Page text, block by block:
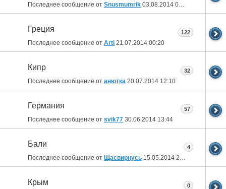
Последнее сообщение от Snusmumrik 03.08.2014 01:11
Греция
Последнее сообщение от Arti 21.07.2014 00:20
122
Кипр
Последнее сообщение от анютка 20.07.2014 12:10
32
Германия
Последнее сообщение от svik77 30.06.2014 13:44
57
Бали
Последнее сообщение от Щасвирнусь 15.05.2014 22:50
4
Крым 0